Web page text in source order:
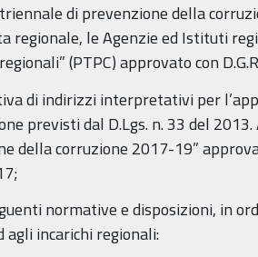
di prevenzione della
regionale, le Agenzie ed Istituti
(PTPC) approvato con
di indirizzi interpretativi per
previsti dal D.Lgs. n. 33 del
della corruzione 2017-19”
normative e disposizioni, in
agli incarichi regionali: